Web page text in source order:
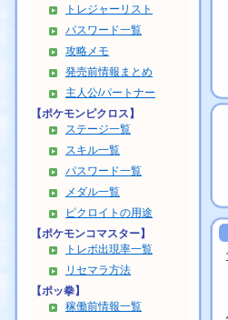
トレジャーリスト
パスワード一覧
攻略メモ
発売前情報まとめ
主人公/パートナー
【ポケモンピクロス】
ステージ一覧
スキル一覧
パスワード一覧
メダル一覧
ピクロイトの用途
【ポケモンコマスター】
トレボ出現率一覧
リセマラ方法
【ポッ拳】
稼働前情報一覧